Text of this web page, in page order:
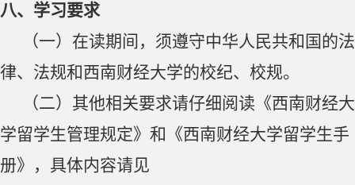
八、 学习要求
（一）在读期间，须遵守中华人民共和国的法
律、法规和西南财经大学的校纪、校规。
（二）其他相关要求请仔细阅读《西南财经大
学留学生管理规定》和《西南财经大学留学生手
册》，具体内容请见